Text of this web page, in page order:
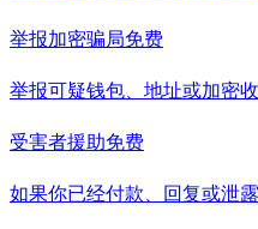
举报加密骗局免费
举报可疑钱包、地址或加密
受害者援助免费
如果你已经付款、回复或泄